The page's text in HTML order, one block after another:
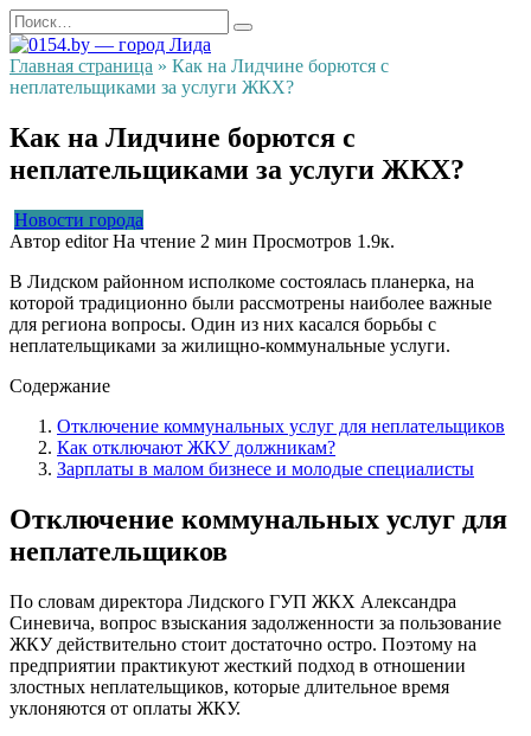
Перейти
к
содержанию
Search
for:
Главная страница » Как на Лидчине борются с
неплательщиками за услуги ЖКХ?
Как на Лидчине борются с
неплательщиками за услуги ЖКХ?
Новости города
Автор editor На чтение 2 мин Просмотров 1.9к.
В Лидском районном исполкоме состоялась планерка, на
которой традиционно были рассмотрены наиболее важные
для региона вопросы. Один из них касался борьбы с
неплательщиками за жилищно-коммунальные услуги.
Содержание
Отключение коммунальных услуг для неплательщиков
Как отключают ЖКУ должникам?
Зарплаты в малом бизнесе и молодые специалисты
Отключение коммунальных услуг для
неплательщиков
По словам директора Лидского ГУП ЖКХ Александра
Синевича, вопрос взыскания задолженности за пользование
ЖКУ действительно стоит достаточно остро. Поэтому на
предприятии практикуют жесткий подход в отношении
злостных неплательщиков, которые длительное время
уклоняются от оплаты ЖКУ.